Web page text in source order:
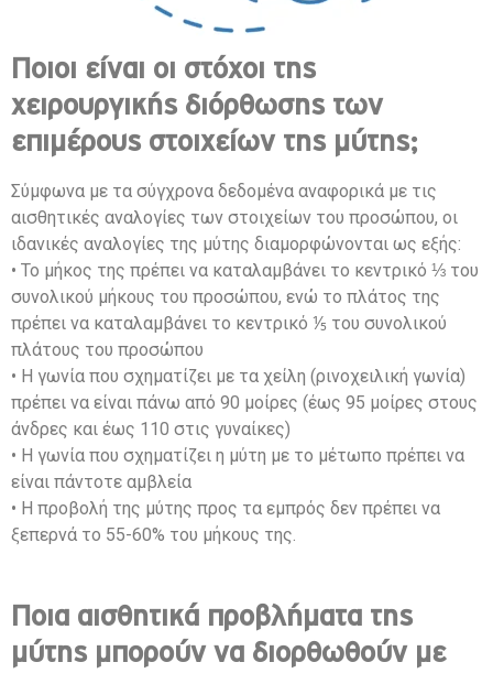
Ποιοι είναι οι στόχοι της
χειρουργικής διόρθωσης των
επιμέρους στοιχείων της μύτης;
Σύμφωνα με τα σύγχρονα δεδομένα αναφορικά με τις
αισθητικές αναλογίες των στοιχείων του προσώπου, οι
ιδανικές αναλογίες της μύτης διαμορφώνονται ως εξής:
• Το μήκος της πρέπει να καταλαμβάνει το κεντρικό ⅓ του
συνολικού μήκους του προσώπου, ενώ το πλάτος της
πρέπει να καταλαμβάνει το κεντρικό ⅕ του συνολικού
πλάτους του προσώπου
• Η γωνία που σχηματίζει με τα χείλη (ρινοχειλική γωνία)
πρέπει να είναι πάνω από 90 μοίρες (έως 95 μοίρες στους
άνδρες και έως 110 στις γυναίκες)
• Η γωνία που σχηματίζει η μύτη με το μέτωπο πρέπει να
είναι πάντοτε αμβλεία
• Η προβολή της μύτης προς τα εμπρός δεν πρέπει να
ξεπερνά το 55-60% του μήκους της.
Ποια αισθητικά προβλήματα της
μύτης μπορούν να διορθωθούν με